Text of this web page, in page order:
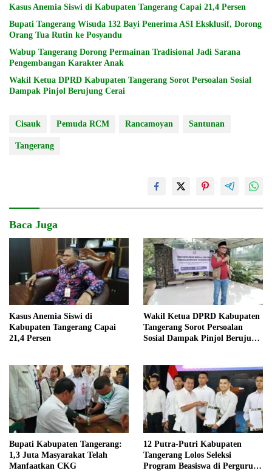
Kasus Anemia Siswi di Kabupaten Tangerang Capai 21,4 Persen
Bupati Tangerang Wisuda 132 Bayi Penerima ASI Eksklusif, Dorong
Orang Tua Rutin ke Posyandu
Wabup Tangerang Dorong Permainan Tradisional Jadi Sarana
Pengembangan Karakter Anak
Wakil Ketua DPRD Kabupaten Tangerang Sorot Persoalan Sosial
Dampak Pinjol Berujung Cerai
Cisauk Pemuda RCM Rancamoyan Santunan
Tangerang
Baca Juga
Kasus Anemia Siswi di
Kabupaten Tangerang Capai
21,4 Persen
Wakil Ketua DPRD Kabupaten
Tangerang Sorot Persoalan
Sosial Dampak Pinjol Berujung
Bupati Kabupaten Tangerang:
1,3 Juta Masyarakat Telah
Manfaatkan CKG
12 Putra-Putri Kabupaten
Tangerang Lolos Seleksi
Program Beasiswa di Perguruan